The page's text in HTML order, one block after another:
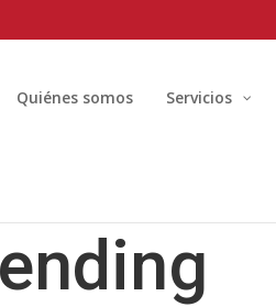
Quiénes somos Servicios